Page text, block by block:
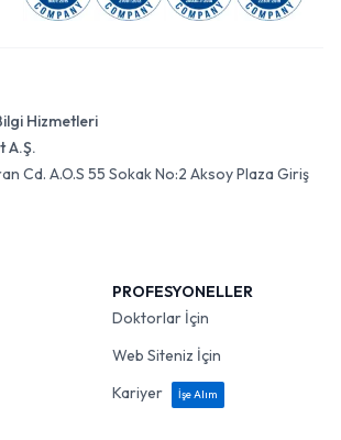
Hizmetleri
A.Ş.
Cd. A.O.S 55 Sokak No:2 Aksoy Plaza Giriş
PROFESYONELLER
Doktorlar İçin
Web Siteniz İçin
Kariyer
İşe Alım